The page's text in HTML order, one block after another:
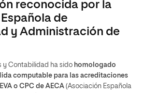
reconocida por la
de
y Administración de
y Contabilidad ha sido homologado
computable para las acreditaciones
o CPC de AECA (Asociación Española